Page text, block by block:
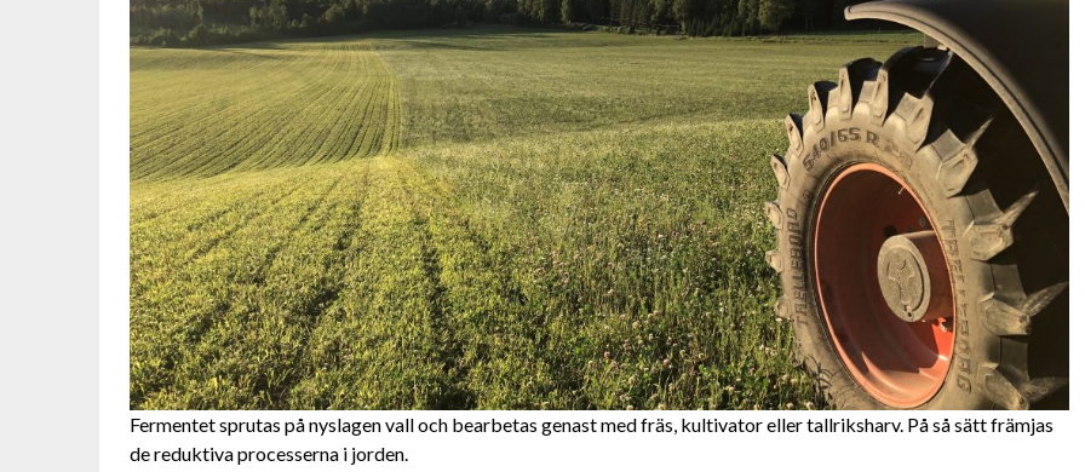
Fermentet sprutas på nyslagen vall och bearbetas genast med fräs, kultivator eller tallriksharv. På så sätt främjas
de reduktiva processerna i jorden.